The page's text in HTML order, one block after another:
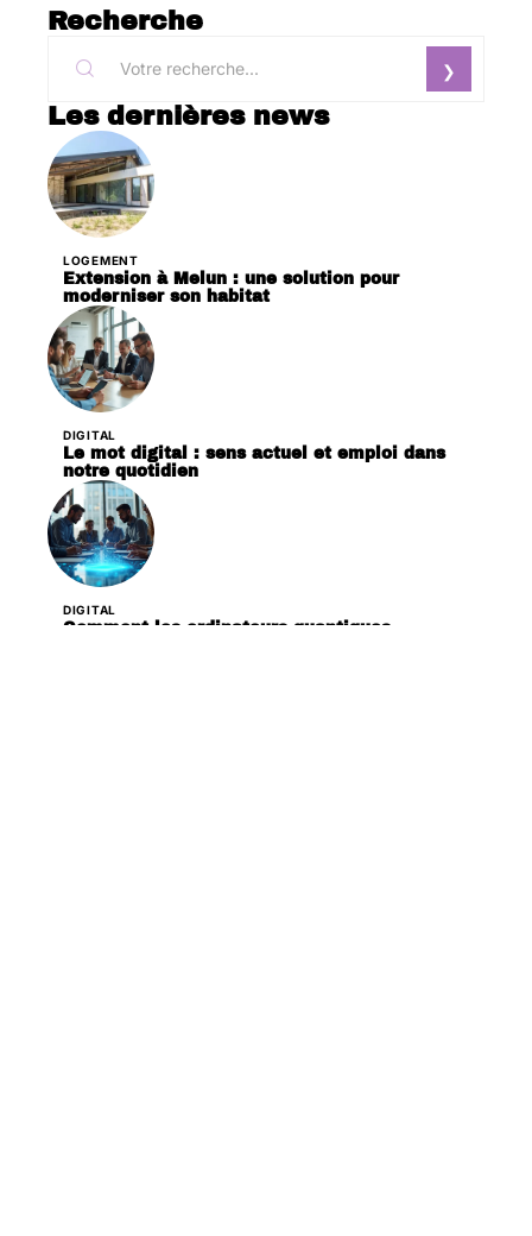
Recherche
Les dernières news
LOGEMENT
Extension à Melun : une solution pour
moderniser son habitat
DIGITAL
Le mot digital : sens actuel et emploi dans
notre quotidien
DIGITAL
Comment les ordinateurs quantiques